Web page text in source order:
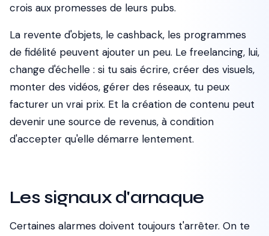
crois aux promesses de leurs pubs.
La revente d'objets, le cashback, les programmes
de fidélité peuvent ajouter un peu. Le freelancing, lui,
change d'échelle : si tu sais écrire, créer des visuels,
monter des vidéos, gérer des réseaux, tu peux
facturer un vrai prix. Et la création de contenu peut
devenir une source de revenus, à condition
d'accepter qu'elle démarre lentement.
Les signaux d'arnaque
Certaines alarmes doivent toujours t'arrêter. On te